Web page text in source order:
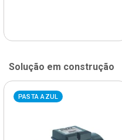
Solução em construção
PASTA AZUL